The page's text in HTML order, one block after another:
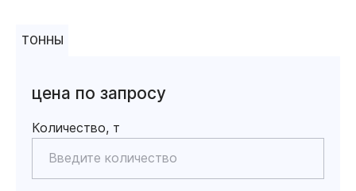
ТОННЫ
цена по запросу
Количество, т